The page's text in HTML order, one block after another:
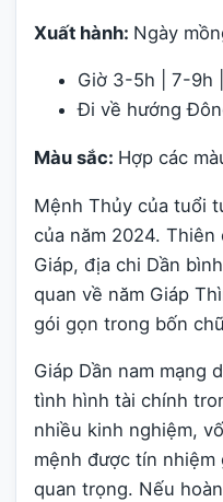
Xuất hành: Ngày
Giờ 3-5h | 7-9h
Đi về hướng
Màu sắc: Hợp các
Mệnh Thủy của tuổi
của năm 2024. Thiên
Giáp, địa chi Dần
quan về năm Giáp
gói gọn trong bốn
Giáp Dần nam mạng
tình hình tài chính
nhiều kinh nghiệm,
mệnh được tín nhiệm
quan trọng. Nếu